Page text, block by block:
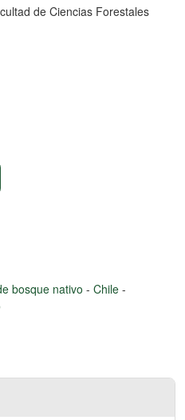
de Ciencias Forestales
bosque nativo - Chile -